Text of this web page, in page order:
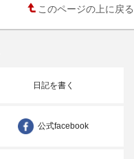
このページの上に戻る
日記を書く
公式facebook